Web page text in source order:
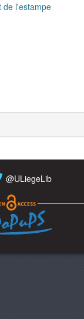
de l'estampe
@ULiegeLib